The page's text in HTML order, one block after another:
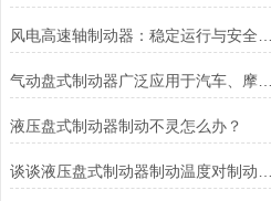
气动盘式制动器广泛应用于汽车、摩托车和自行车等交通工具中
液压盘式制动器制动不灵怎么办？